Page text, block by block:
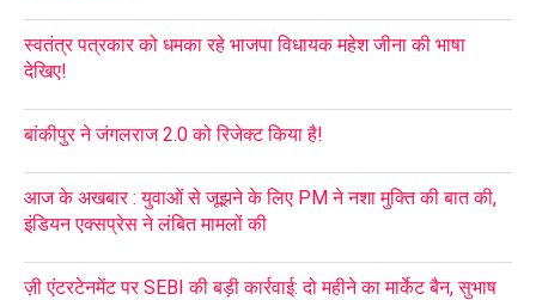
स्वतंत्र पत्रकार को धमका रहे भाजपा विधायक महेश जीना की भाषा
देखिए!
बांकीपुर ने जंगलराज 2.0 को रिजेक्ट किया है!
आज के अखबार : युवाओं से जूझने के लिए PM ने नशा मुक्ति की बात की,
इंडियन एक्सप्रेस ने लंबित मामलों की
ज़ी एंटरटेनमेंट पर SEBI की बड़ी कार्रवाई: दो महीने का मार्केट बैन, सुभाष